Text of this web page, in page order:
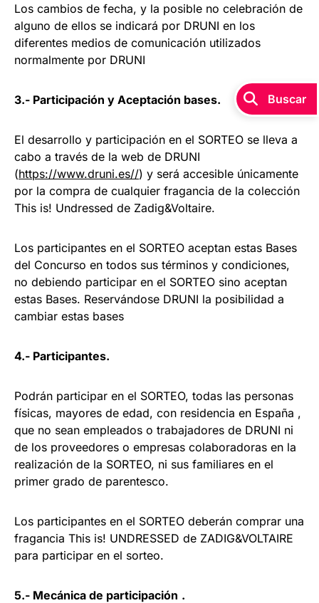
Los cambios de fecha, y la posible no celebración de
alguno de ellos se indicará por DRUNI en los
diferentes medios de comunicación utilizados
normalmente por DRUNI
3.- Participación y Aceptación bases.
El desarrollo y participación en el SORTEO se lleva a
cabo a través de la web de DRUNI
(https://www.druni.es//) y será accesible únicamente
por la compra de cualquier fragancia de la colección
This is! Undressed de Zadig&Voltaire.
Los participantes en el SORTEO aceptan estas Bases
del Concurso en todos sus términos y condiciones,
no debiendo participar en el SORTEO sino aceptan
estas Bases. Reservándose DRUNI la posibilidad a
cambiar estas bases
4.- Participantes.
Podrán participar en el SORTEO, todas las personas
físicas, mayores de edad, con residencia en España ,
que no sean empleados o trabajadores de DRUNI ni
de los proveedores o empresas colaboradoras en la
realización de la SORTEO, ni sus familiares en el
primer grado de parentesco.
Los participantes en el SORTEO deberán comprar una
fragancia This is! UNDRESSED de ZADIG&VOLTAIRE
para participar en el sorteo.
5.- Mecánica de participación .
Buscar